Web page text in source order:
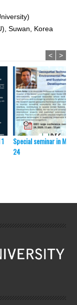
Suwan, Korea
Special seminar in
24
< >